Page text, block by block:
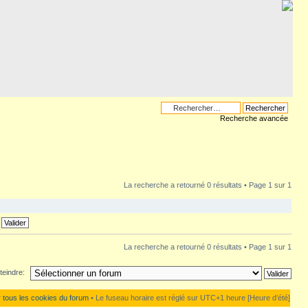
Recherche avancée
La recherche a retourné 0 résultats • Page 1 sur 1
La recherche a retourné 0 résultats • Page 1 sur 1
tous les cookies du forum • Le fuseau horaire est réglé sur UTC+1 heure [Heure d’été]